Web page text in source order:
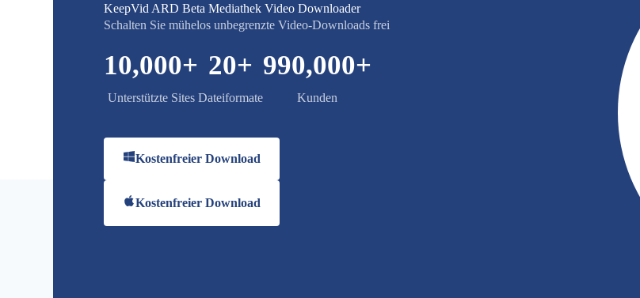
KeepVid ARD Beta Mediathek Video Downloader
Schalten Sie mühelos unbegrenzte Video-Downloads frei
Unterstützte Sites
10,000+
Dateiformate
20+
Kunden
990,000+
Kostenfreier Download
Kostenfreier Download